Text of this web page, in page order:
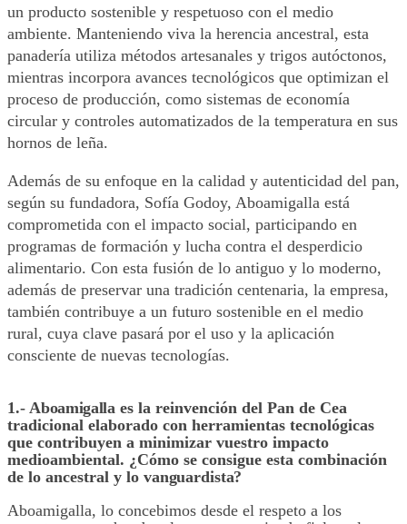
un producto sostenible y respetuoso con el medio
ambiente. Manteniendo viva la herencia ancestral, esta
panadería utiliza métodos artesanales y trigos autóctonos,
mientras incorpora avances tecnológicos que optimizan el
proceso de producción, como sistemas de economía
circular y controles automatizados de la temperatura en sus
hornos de leña.
Además de su enfoque en la calidad y autenticidad del pan,
según su fundadora, Sofía Godoy, Aboamigalla está
comprometida con el impacto social, participando en
programas de formación y lucha contra el desperdicio
alimentario. Con esta fusión de lo antiguo y lo moderno,
además de preservar una tradición centenaria, la empresa,
también contribuye a un futuro sostenible en el medio
rural, cuya clave pasará por el uso y la aplicación
consciente de nuevas tecnologías.
1.- Aboamigalla es la reinvención del Pan de Cea
tradicional elaborado con herramientas tecnológicas
que contribuyen a minimizar vuestro impacto
medioambiental. ¿Cómo se consigue esta combinación
de lo ancestral y lo vanguardista?
Aboamigalla, lo concebimos desde el respeto a los